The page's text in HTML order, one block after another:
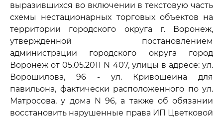
выразившихся во включении в текстовую часть
схемы нестационарных торговых объектов на
территории городского округа г. Воронеж,
утвержденной постановлением
администрации городского округа город
Воронеж от 05.05.2011 N 407, улицы в адресе: ул.
Ворошилова, 96 - ул. Кривошеина для
павильона, фактически расположенного по ул.
Матросова, у дома N 96, а также об обязании
восстановить нарушенные права ИП Цветковой